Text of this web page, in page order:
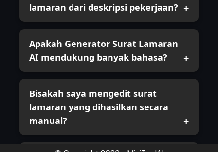
lamaran dari deskripsi pekerjaan?
Apakah Generator Surat Lamaran
AI mendukung banyak bahasa?
Bisakah saya mengedit surat
lamaran yang dihasilkan secara
manual?